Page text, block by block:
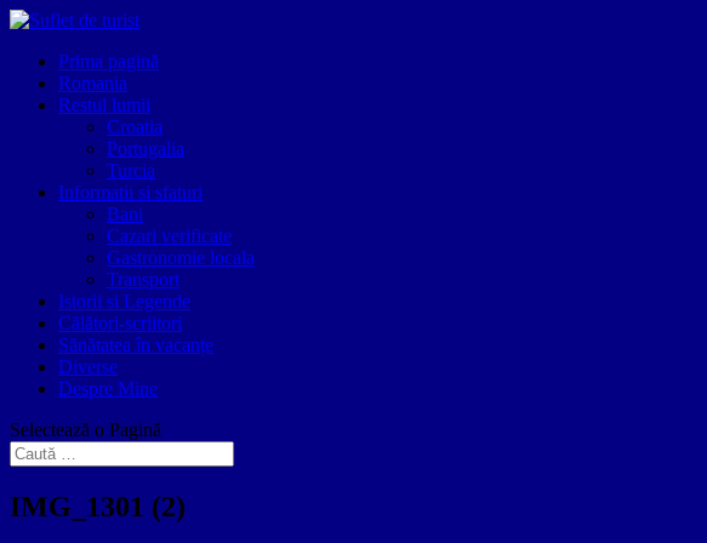
Prima pagină
Romania
Restul lumii
Croatia
Portugalia
Turcia
Informatii si sfaturi
Bani
Cazari verificate
Gastronomie locala
Transport
Istorii si Legende
Călători-scriitori
Sănătatea în vacanțe
Diverse
Despre Mine
Selectează o Pagină
IMG_1301 (2)